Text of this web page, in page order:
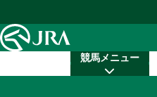
競馬メニュー